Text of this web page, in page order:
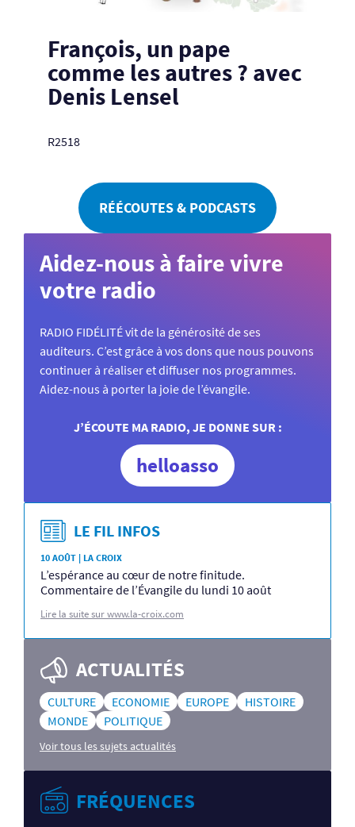
François, un pape
comme les autres ? avec
Denis Lensel
R2518
RÉÉCOUTES & PODCASTS
Aidez-nous à faire vivre
votre radio
RADIO FIDÉLITÉ vit de la générosité de ses
auditeurs. C’est grâce à vos dons que nous pouvons
continuer à réaliser et diffuser nos programmes.
Aidez-nous à porter la joie de l’évangile.
J’ÉCOUTE MA RADIO, JE DONNE SUR :
helloasso
LE FIL INFOS
10 AOÛT | LA CROIX
L’espérance au cœur de notre finitude.
Commentaire de l’Évangile du lundi 10 août
Lire la suite sur www.la-croix.com
ACTUALITÉS
CULTURE ECONOMIE EUROPE
HISTOIRE
MONDE
POLITIQUE
Voir tous les sujets actualités
FRÉQUENCES